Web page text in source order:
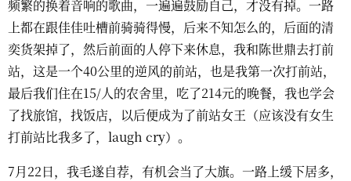
频繁的换着音响的歌曲，一遍遍鼓励自己，才没有掉。一路
上都在跟佳佳吐槽前骑骑得慢，后来不知怎么的，后面的清
奕货架掉了，然后前面的人停下来休息，我和陈世鼎去打前
站，这是一个40公里的逆风的前站，也是我第一次打前站，
最后我们住在15/人的农舍里，吃了214元的晚餐，我也学会
了找旅馆，找饭店，以后便成为了前站女王（应该没有女生
打前站比我多了，laugh cry）。
7月22日，我毛遂自荐，有机会当了大旗。一路上缓下居多，